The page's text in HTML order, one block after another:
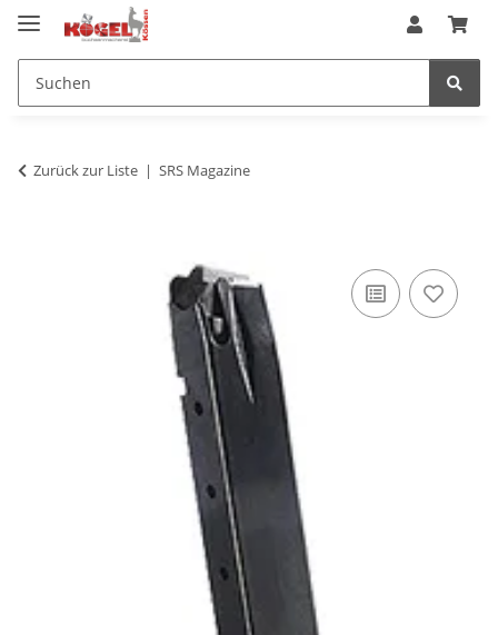
Zurück zur Liste SRS Magazine